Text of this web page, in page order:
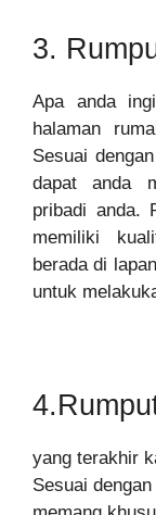
3.
Apa anda
halaman
Sesuai
dapat anda
pribadi anda.
memiliki
berada di
untuk
yang terakhir
Sesuai